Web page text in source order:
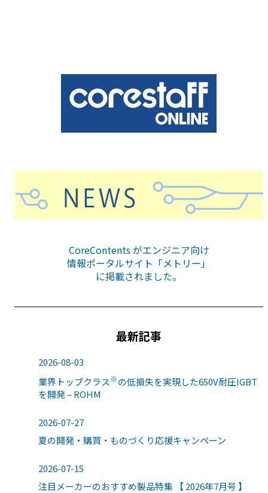
CoreContents がエンジニア向け
情報ポータルサイト「メトリー」
に掲載されました。
最新記事
2026-08-03
業界トップクラス※の低損失を実現した650V耐圧IGBT
を開発 – ROHM
2026-07-27
夏の開発・購買・ものづくり応援キャンペーン
2026-07-15
注目メーカーのおすすめ製品特集 【 2026年7月号 】